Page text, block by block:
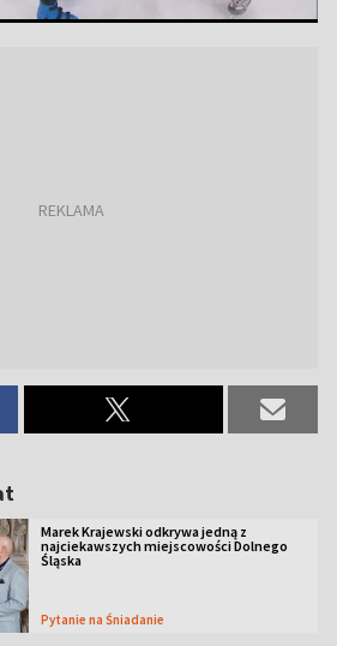
Marek Krajewski odkrywa jedną z
najciekawszych miejscowości Dolnego
Śląska
Pytanie na Śniadanie